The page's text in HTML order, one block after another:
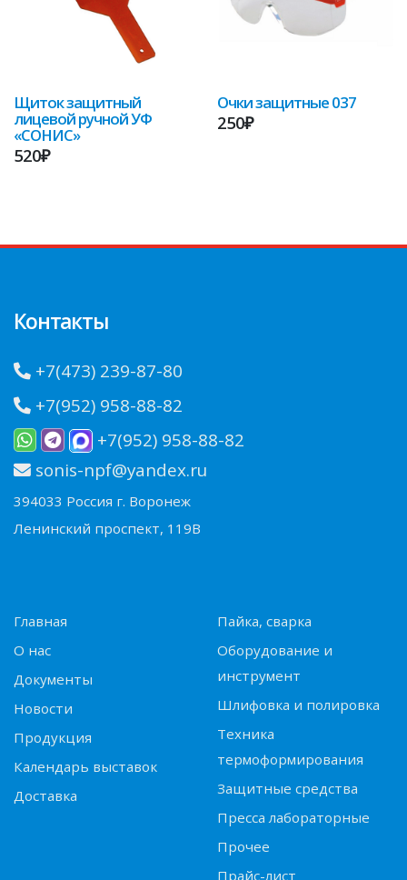
Щиток защитный
лицевой ручной УФ
«СОНИС»
520₽
Очки защитные 037
250₽
Контакты
+7(473) 239-87-80
+7(952) 958-88-82
+7(952) 958-88-82
sonis-npf@yandex.ru
394033 Россия г. Воронеж
Ленинский проспект, 119В
Главная
О нас
Документы
Новости
Продукция
Календарь выставок
Доставка
Пайка, сварка
Оборудование и
инструмент
Шлифовка и полировка
Техника
термоформирования
Защитные средства
Пресса лабораторные
Прочее
Прайс-лист